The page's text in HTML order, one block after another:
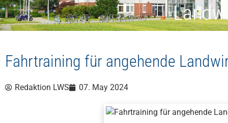
Fahrtraining für angehende
Redaktion LWS 07. May 2024